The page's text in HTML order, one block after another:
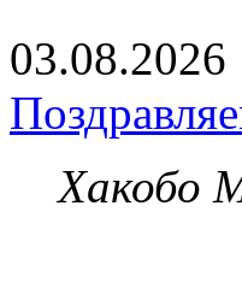
03.08.2026
Хакобо